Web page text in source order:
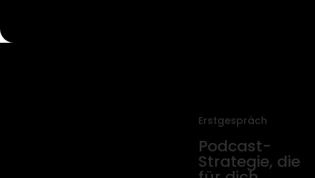
Erstgespräch
Podcast-
Strategie, die